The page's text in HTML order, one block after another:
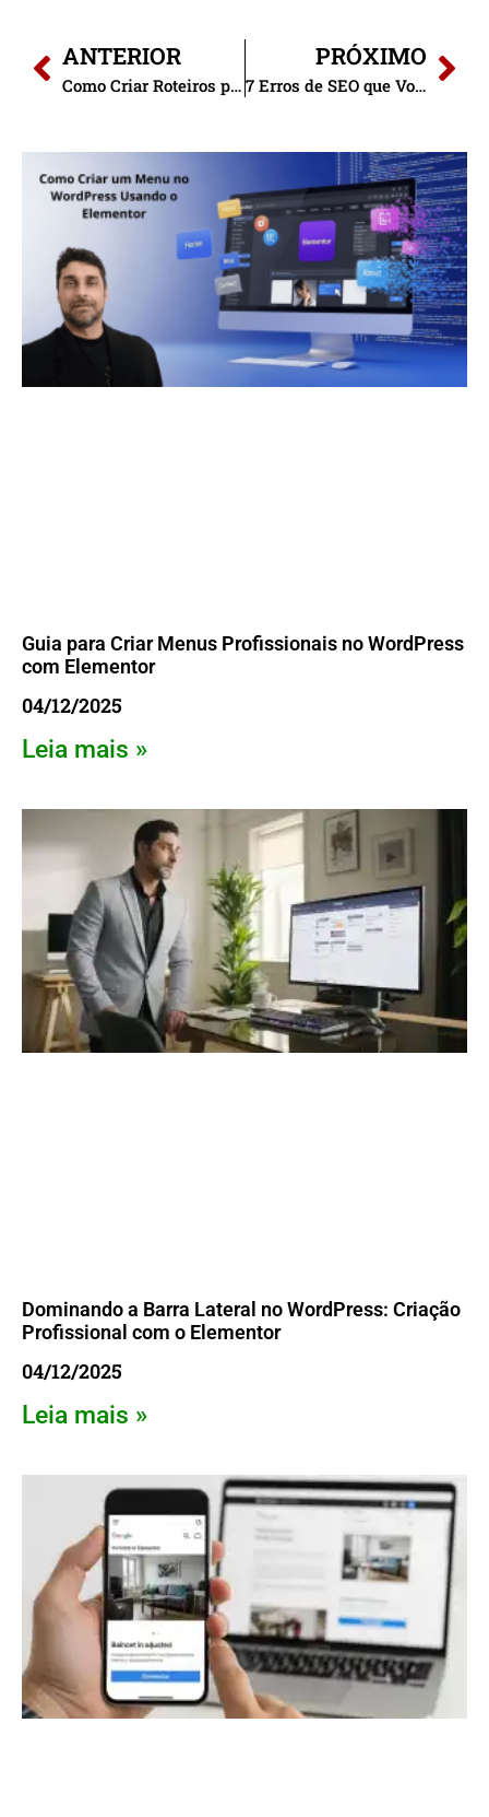
ANTERIOR
Como Criar Roteiros para Vídeos com IA – Guia Prático
PRÓXIMO
7 Erros de SEO que Você Não Deve Cometer
Guia para Criar Menus Profissionais no WordPress
com Elementor
04/12/2025
Leia mais »
Dominando a Barra Lateral no WordPress: Criação
Profissional com o Elementor
04/12/2025
Leia mais »